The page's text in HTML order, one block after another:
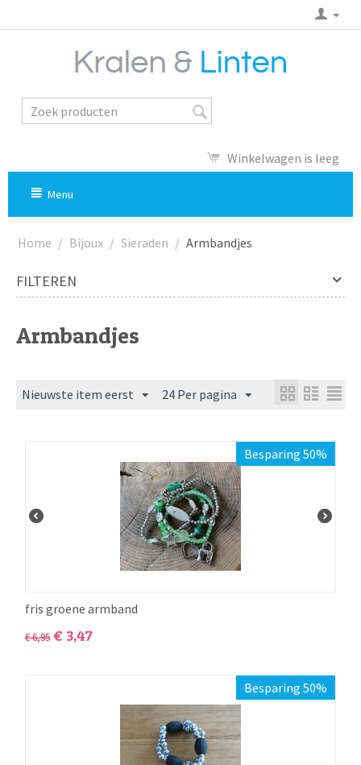
Winkelwagen is leeg
Menu
Home / Bijoux / Sieraden / Armbandjes
FILTEREN
Armbandjes
Nieuwste item eerst 24 Per pagina
Besparing 50%
fris groene armband
€6,95 € 3,47
Besparing 50%